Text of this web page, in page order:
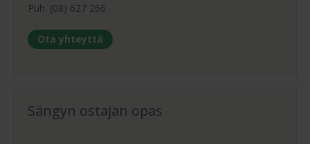
Puh. (08) 627 266
Ota yhteyttä
Sängyn ostajan opas